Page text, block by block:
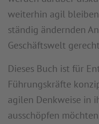
weiterhin agil
ständig ändernden
Geschäftswelt
Dieses Buch ist für
Führungskräfte
agilen Denkweise in
ausschöpfen